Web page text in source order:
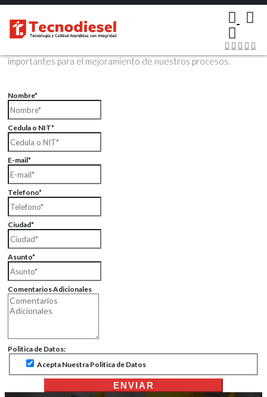
Contáctenos Vía Email
Envíenos sus datos con sus comentarios, sus opiniones son muy
importantes para el mejoramiento de nuestros procesos.
Nombre*
Cedula o NIT*
E-mail*
Telefono*
Ciudad*
Asunto*
Comentarios Adicionales
Politica de Datos:
Acepta Nuestra Politica de Datos
ENVIAR